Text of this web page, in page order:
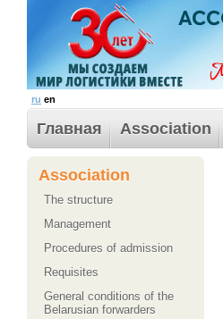
ru en
Главная Association
Association
The structure
Management
Procedures of admission
Requisites
General conditions of the
Belarusian forwarders